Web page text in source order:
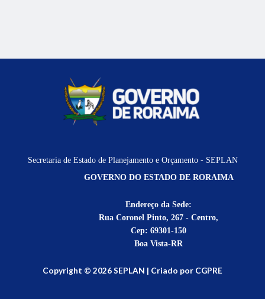
Secretaria de Estado de Planejamento e Orçamento - SEPLAN
GOVERNO DO ESTADO DE RORAIMA
Endereço da Sede:
Rua Coronel Pinto, 267 - Centro,
Cep: 69301-150
Boa Vista-RR
Copyright © 2026 SEPLAN | Criado por CGPRE